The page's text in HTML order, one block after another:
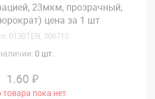
23мкм, прозрачный,
цена за 1 шт
013BTEN, 306715
0 шт.
1.60 ₽
товара пока нет